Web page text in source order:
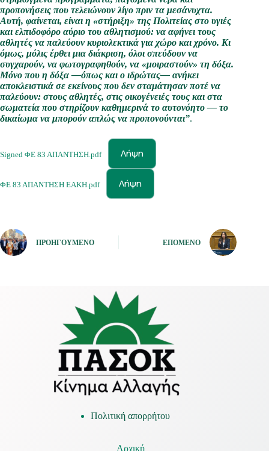
προπονήσεις που τελειώνουν λίγο πριν τα μεσάνυχτα.
Αυτή, φαίνεται, είναι η «στήριξη» της Πολιτείας στο υγιές
και ελπιδοφόρο αύριο του αθλητισμού: να αφήνει τους
αθλητές να παλεύουν κυριολεκτικά για χώρο και χρόνο. Κι
όμως, μόλις έρθει μια διάκριση, όλοι σπεύδουν να
συγχαρούν, να φωτογραφηθούν, να «μοιραστούν» τη δόξα.
Μόνο που η δόξα —όπως και ο ιδρώτας— ανήκει
αποκλειστικά σε εκείνους που δεν σταμάτησαν ποτέ να
παλεύουν: στους αθλητές, στις οικογένειές τους και στα
σωματεία που στηρίζουν καθημερινά το αυτονόητο — το
δικαίωμα να μπορούν απλώς να προπονούνται”.
Signed ΦΕ 83 ΑΠΑΝΤΗΣΗ.pdf Λήψη
ΦΕ 83 ΑΠΑΝΤΗΣΗ ΕΑΚΗ.pdf Λήψη
ΠΡΟΗΓΟΎΜΕΝΟ ΕΠΌΜΕΝΟ
Πολιτική απορρήτου
Αρχική